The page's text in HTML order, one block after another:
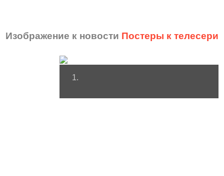
Изображение к новости Постеры к
1.